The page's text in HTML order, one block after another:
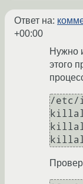
Ответ на:
+00:00
Нужно
этого
/etc/